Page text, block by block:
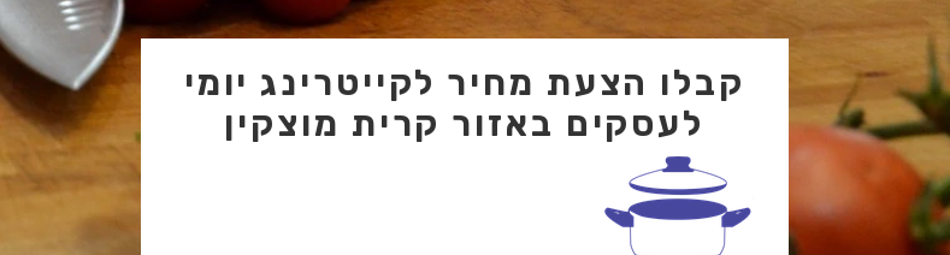
קבלו הצעת מחיר לקייטרינג יומי
לעסקים באזור קרית מוצקין